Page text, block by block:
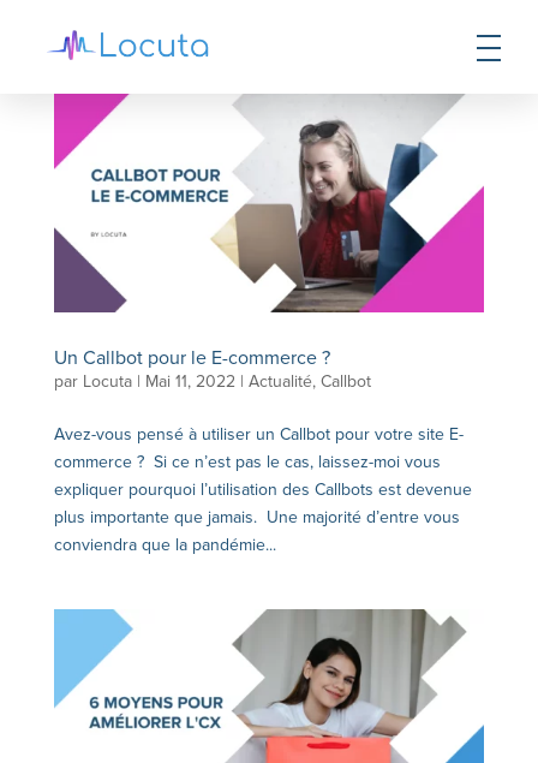
Un Callbot pour le E-commerce ?
par Locuta| Mai 11, 2022| Actualité, Callbot
Avez-vous pensé à utiliser un Callbot pour votre site E-
commerce ? Si ce n’est pas le cas, laissez-moi vous
expliquer pourquoi l’utilisation des Callbots est devenue
plus importante que jamais. Une majorité d’entre vous
conviendra que la pandémie...